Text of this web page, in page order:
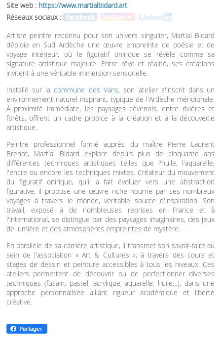
Site web : https://www.martialbidard.art
Réseaux sociaux :
Artiste peintre reconnu pour son univers singulier, Martial Bidard
déploie en Sud Ardèche une œuvre empreinte de poésie et de
voyage intérieur, où le figuratif onirique se révèle comme sa
signature artistique majeure. Entre rêve et réalité, ses créations
invitent à une véritable immersion sensorielle.
Installé sur lacommune des Vans, son atelier s'inscrit dans un
environnement naturel inspirant, typique de l'Ardèche méridionale.
À proximité immédiate, les paysages cévenols, entre rivières et
forêts, offrent un cadre propice à la création et à la découverte
artistique.
Peintre professionnel formé auprès du maître Pierre Laurent
Brenot, Martial Bidard explore depuis plus de cinquante ans
différentes techniques artistiques telles que l'huile, l'aquarelle,
l'encre ou encore les techniques mixtes. Créateur du mouvement
du figuratif onirique, qu'il a fait évoluer vers une abstraction
figurative, il propose une œuvre riche nourrie par ses nombreux
voyages à travers le monde, véritable source d'inspiration. Son
travail, exposé à de nombreuses reprises en France et à
l'international, se distingue par des paysages imaginaires, des jeux
de lumière et des atmosphères empreintes de mystère.
En parallèle de sa carrière artistique, il transmet son savoir-faire au
sein de l'association « Art & Cultures », à travers des cours et
stages de dessin et peinture accessibles à tous les niveaux. Ces
ateliers permettent de découvrir ou de perfectionner diverses
techniques (fusain, pastel, acrylique, aquarelle, huile…), dans une
approche personnalisée alliant rigueur académique et liberté
créative.